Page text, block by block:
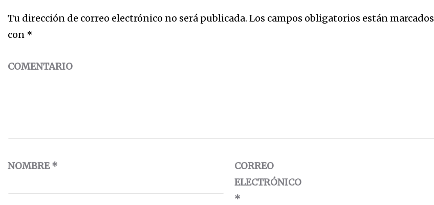
Tu dirección de correo electrónico no será publicada. Los campos obligatorios están marcados
con *
COMENTARIO
NOMBRE*
CORREO
ELECTRÓNICO
*